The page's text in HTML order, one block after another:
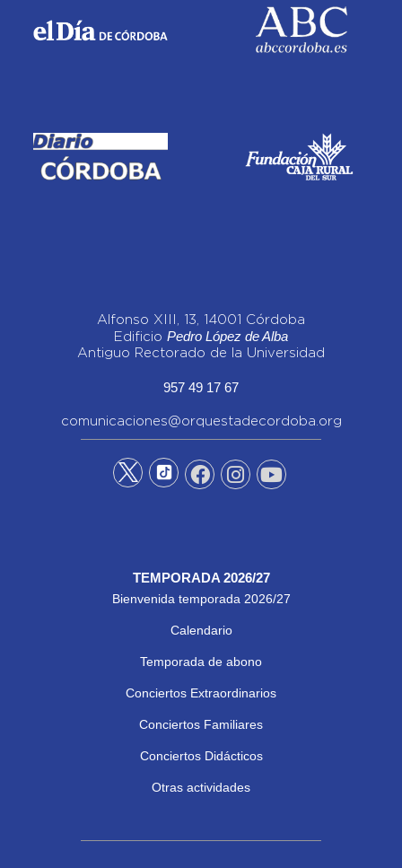
Alfonso XIII, 13, 14001 Córdoba
Edificio Pedro López de Alba
Antiguo Rectorado de la Universidad
957 49 17 67
comunicaciones@orquestadecordoba.org
TEMPORADA 2026/27
Bienvenida temporada 2026/27
Calendario
Temporada de abono
Conciertos Extraordinarios
Conciertos Familiares
Conciertos Didácticos
Otras actividades